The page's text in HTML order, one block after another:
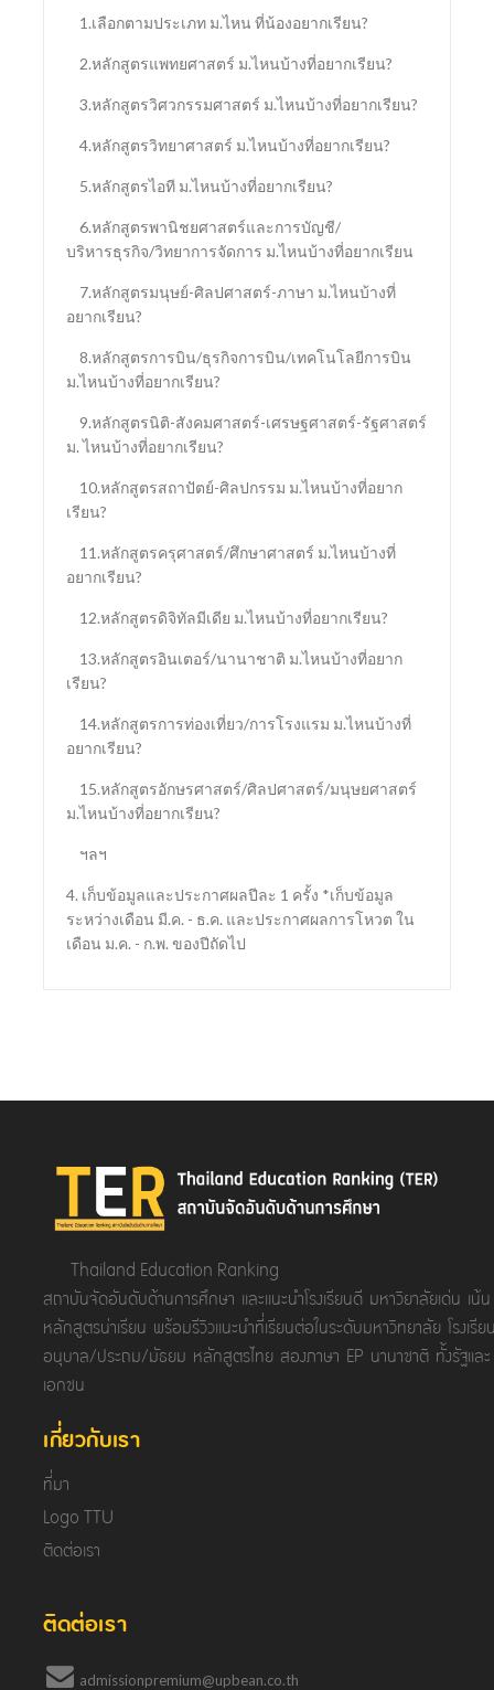
1.เลือกตามประเภท ม.ไหน ที่น้องอยากเรียน?
2.หลักสูตรแพทยศาสตร์ ม.ไหนบ้างที่อยากเรียน?
3.หลักสูตรวิศวกรรมศาสตร์ ม.ไหนบ้างที่อยากเรียน?
4.หลักสูตรวิทยาศาสตร์ ม.ไหนบ้างที่อยากเรียน?
5.หลักสูตรไอที ม.ไหนบ้างที่อยากเรียน?
6.หลักสูตรพานิชยศาสตร์และการบัญชี/
บริหารธุรกิจ/วิทยาการจัดการ ม.ไหนบ้างที่อยากเรียน
7.หลักสูตรมนุษย์-ศิลปศาสตร์-ภาษา ม.ไหนบ้างที่
อยากเรียน?
8.หลักสูตรการบิน/ธุรกิจการบิน/เทคโนโลยีการบิน
ม.ไหนบ้างที่อยากเรียน?
9.หลักสูตรนิติ-สังคมศาสตร์-เศรษฐศาสตร์-รัฐศาสตร์
ม. ไหนบ้างที่อยากเรียน?
10.หลักสูตรสถาปัตย์-ศิลปกรรม ม.ไหนบ้างที่อยาก
เรียน?
11.หลักสูตรครุศาสตร์/ศึกษาศาสตร์ ม.ไหนบ้างที่
อยากเรียน?
12.หลักสูตรดิจิทัลมีเดีย ม.ไหนบ้างที่อยากเรียน?
13.หลักสูตรอินเตอร์/นานาชาติ ม.ไหนบ้างที่อยาก
เรียน?
14.หลักสูตรการท่องเที่ยว/การโรงแรม ม.ไหนบ้างที่
อยากเรียน?
15.หลักสูตรอักษรศาสตร์/ศิลปศาสตร์/มนุษยศาสตร์
ม.ไหนบ้างที่อยากเรียน?
ฯลฯ
4. เก็บข้อมูลและประกาศผลปีละ 1 ครั้ง *เก็บข้อมูล
ระหว่างเดือน มี.ค. - ธ.ค. และประกาศผลการโหวต ใน
เดือน ม.ค. - ก.พ. ของปีถัดไป
Thailand Education Ranking
สถาบันจัดอันดับด้านการศึกษา และแนะนำโรงเรียนดี มหาวิยาลัยเด่น เน้น
หลักสูตรน่าเรียน พร้อมรีวิวแนะนำที่เรียนต่อในระดับมหาวิทยาลัย โรงเรีย
อนุบาล/ประถม/มัธยม หลักสูตรไทย สองภาษา EP นานาชาติ ทั้งรัฐและ
เอกชน
เกี่ยวกับเรา
ที่มา
Logo TTU
ติดต่อเรา
ติดต่อเรา
admissionpremium@upbean.co.th